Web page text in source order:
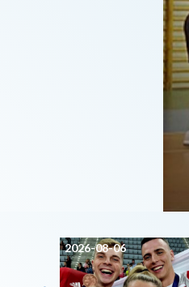
2026-08-06